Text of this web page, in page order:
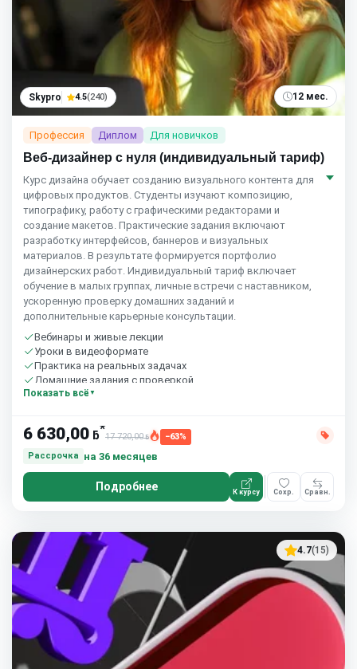
Skypro 4.5(240) 12 мес.
Профессия Диплом Для новичков
Веб-дизайнер с нуля (индивидуальный тариф)
Курс дизайна обучает созданию визуального контента для
цифровых продуктов. Студенты изучают композицию,
типографику, работу с графическими редакторами и
создание макетов. Практические задания включают
разработку интерфейсов, баннеров и визуальных
материалов. В результате формируется портфолио
дизайнерских работ. Индивидуальный тариф включает
обучение в малых группах, личные встречи с наставником,
ускоренную проверку домашних заданий и
дополнительные карьерные консультации.
Вебинары и живые лекции
Уроки в видеоформате
Практика на реальных задачах
Домашние задания с проверкой
Сообщество студентов
Показать всё
6 630,00 ƃ*
17 720,00ƃ
−63%
Рассрочка
на 36 месяцев
Подробнее К курсу Сохр. Сравн.
4.7(15)